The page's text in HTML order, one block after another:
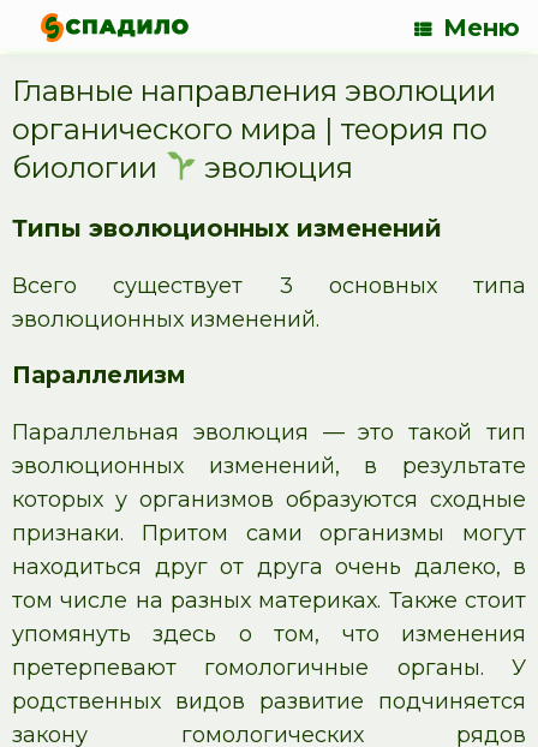
Меню
Главные направления эволюции
органического мира | теория по
биологии
эволюция
Типы эволюционных изменений
Всего существует 3 основных типа
эволюционных изменений.
Параллелизм
Параллельная эволюция — это такой тип
эволюционных изменений, в результате
которых у организмов образуются сходные
признаки. Притом сами организмы могут
находиться друг от друга очень далеко, в
том числе на разных материках. Также стоит
упомянуть здесь о том, что изменения
претерпевают гомологичные органы. У
родственных видов развитие подчиняется
закону гомологических рядов